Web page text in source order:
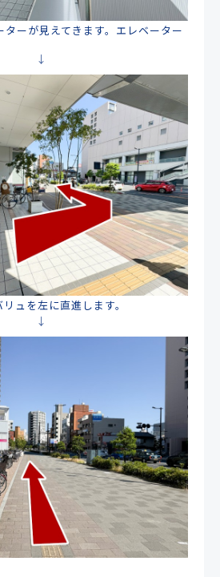
ターが見えてきます。エレベーター
ュを左に直進します。